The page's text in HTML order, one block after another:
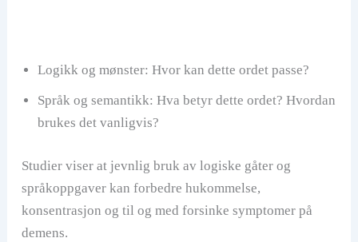
Logikk og mønster: Hvor kan dette ordet passe?
Språk og semantikk: Hva betyr dette ordet? Hvordan
brukes det vanligvis?
Studier viser at jevnlig bruk av logiske gåter og
språkoppgaver kan forbedre hukommelse,
konsentrasjon og til og med forsinke symptomer på
demens.